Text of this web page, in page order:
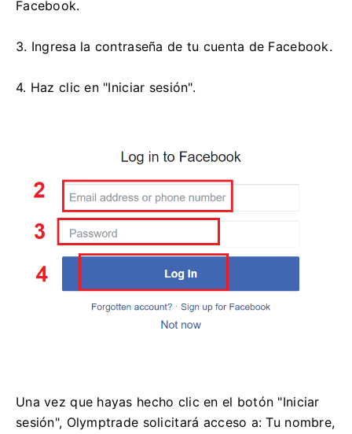
Facebook.
3. Ingresa la contraseña de tu cuenta de Facebook.
4. Haz clic en "Iniciar sesión".
Una vez que hayas hecho clic en el botón "Iniciar
sesión", Olymptrade solicitará acceso a: Tu nombre,